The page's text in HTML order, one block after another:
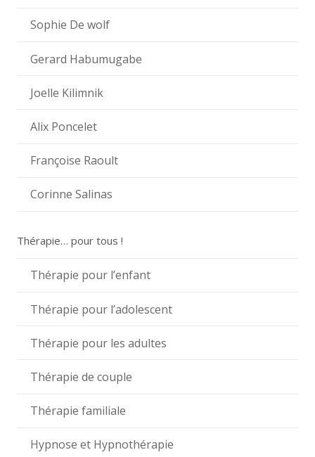
Sophie De wolf
Gerard Habumugabe
Joelle Kilimnik
Alix Poncelet
Françoise Raoult
Corinne Salinas
Thérapie… pour tous !
Thérapie pour l’enfant
Thérapie pour l’adolescent
Thérapie pour les adultes
Thérapie de couple
Thérapie familiale
Hypnose et Hypnothérapie